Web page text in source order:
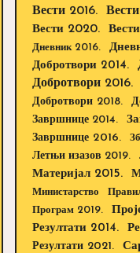
Вести 2016.
Вести 2020.
Дневник 2016.
Добротвори 2014.
Добротвори 2016.
Добротвори 2018.
Завршнице 2014.
Завршнице 2016.
Летњи изазов 2019.
Материјал 2015.
Министарство
Програм 2019.
Резултати 2014.
Резултати 2021.